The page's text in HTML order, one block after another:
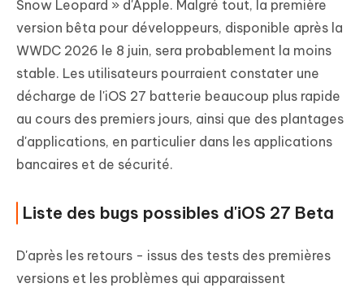
Snow Leopard » d'Apple. Malgré tout, la première
version bêta pour développeurs, disponible après la
WWDC 2026 le 8 juin, sera probablement la moins
stable. Les utilisateurs pourraient constater une
décharge de l'iOS 27 batterie beaucoup plus rapide
au cours des premiers jours, ainsi que des plantages
d'applications, en particulier dans les applications
bancaires et de sécurité.
Liste des bugs possibles d'iOS 27 Beta
D'après les retours - issus des tests des premières
versions et les problèmes qui apparaissent